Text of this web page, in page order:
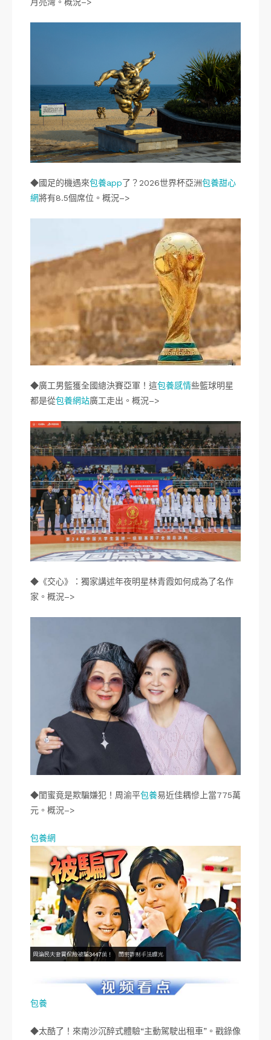
◆國足的機遇來包養app了？2026世界杯亞洲包養甜心
網將有8.5個席位。概況–>
◆廣工男籃獲全國總決賽亞軍！這包養感情些籃球明星
都是從包養網站廣工走出。概況–>
◆《交心》：獨家講述年夜明星林青霞如何成為了名作
家。概況–>
◆閨蜜竟是欺騙嫌犯！周渝平包養易近佳耦慘上當775萬
元。概況–>
包養網
包養
◆太酷了！來南沙沉醉式體驗“主動駕駛出租車”。戳錄像